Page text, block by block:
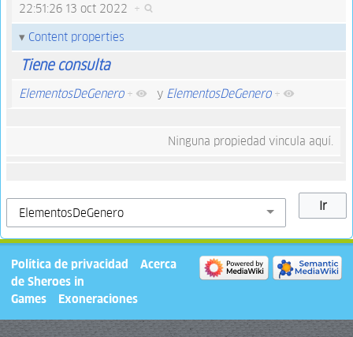
22:51:26 13 oct 2022 +
Content properties
Tiene consulta
ElementosDeGenero + y ElementosDeGenero +
Ninguna propiedad vincula aquí.
Política de privacidad
Acerca
de Sheroes in
Games
Exoneraciones